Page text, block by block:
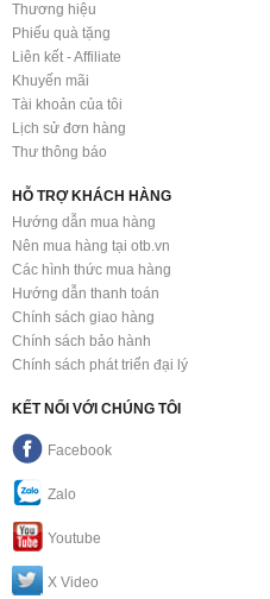
Thương hiệu
Phiếu quà tặng
Liên kết - Affiliate
Khuyến mãi
Tài khoản của tôi
Lịch sử đơn hàng
Thư thông báo
HỖ TRỢ KHÁCH HÀNG
Hướng dẫn mua hàng
Nên mua hàng tại otb.vn
Các hình thức mua hàng
Hướng dẫn thanh toán
Chính sách giao hàng
Chính sách bảo hành
Chính sách phát triển đại lý
KẾT NỐI VỚI CHÚNG TÔI
Facebook
Zalo
Youtube
X Video